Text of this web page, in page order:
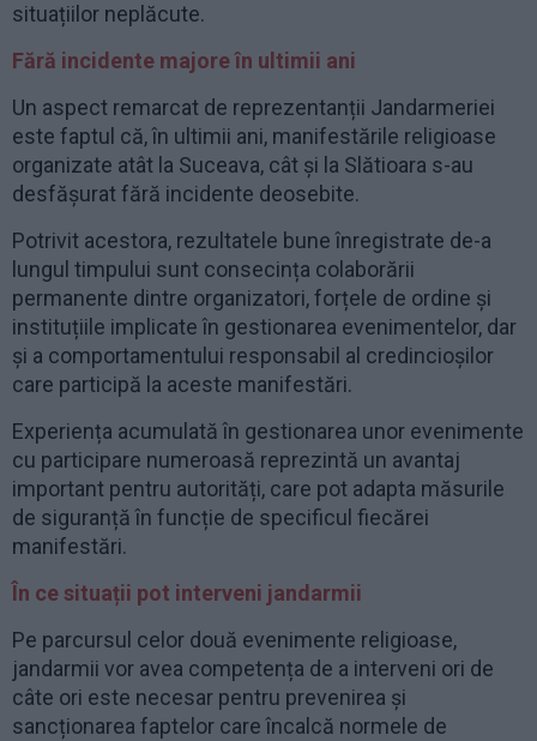
situațiilor neplăcute.
Fără incidente majore în ultimii ani
Un aspect remarcat de reprezentanții Jandarmeriei
este faptul că, în ultimii ani, manifestările religioase
organizate atât la Suceava, cât și la Slătioara s-au
desfășurat fără incidente deosebite.
Potrivit acestora, rezultatele bune înregistrate de-a
lungul timpului sunt consecința colaborării
permanente dintre organizatori, forțele de ordine și
instituțiile implicate în gestionarea evenimentelor, dar
și a comportamentului responsabil al credincioșilor
care participă la aceste manifestări.
Experiența acumulată în gestionarea unor evenimente
cu participare numeroasă reprezintă un avantaj
important pentru autorități, care pot adapta măsurile
de siguranță în funcție de specificul fiecărei
manifestări.
În ce situații pot interveni jandarmii
Pe parcursul celor două evenimente religioase,
jandarmii vor avea competența de a interveni ori de
câte ori este necesar pentru prevenirea și
sancționarea faptelor care încalcă normele de